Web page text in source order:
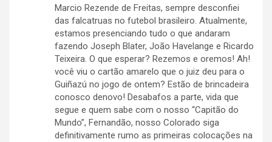
Marcio Rezende de Freitas, sempre desconfiei
das falcatruas no futebol brasileiro. Atualmente,
estamos presenciando tudo o que andaram
fazendo Joseph Blater, João Havelange e Ricardo
Teixeira. O que esperar? Rezemos e oremos! Ah!
você viu o cartão amarelo que o juiz deu para o
Guiñazú no jogo de ontem? Estão de brincadeira
conosco denovo! Desabafos a parte, vida que
segue e quem sabe com o nosso “Capitão do
Mundo”, Fernandão, nosso Colorado siga
definitivamente rumo as primeiras colocações na